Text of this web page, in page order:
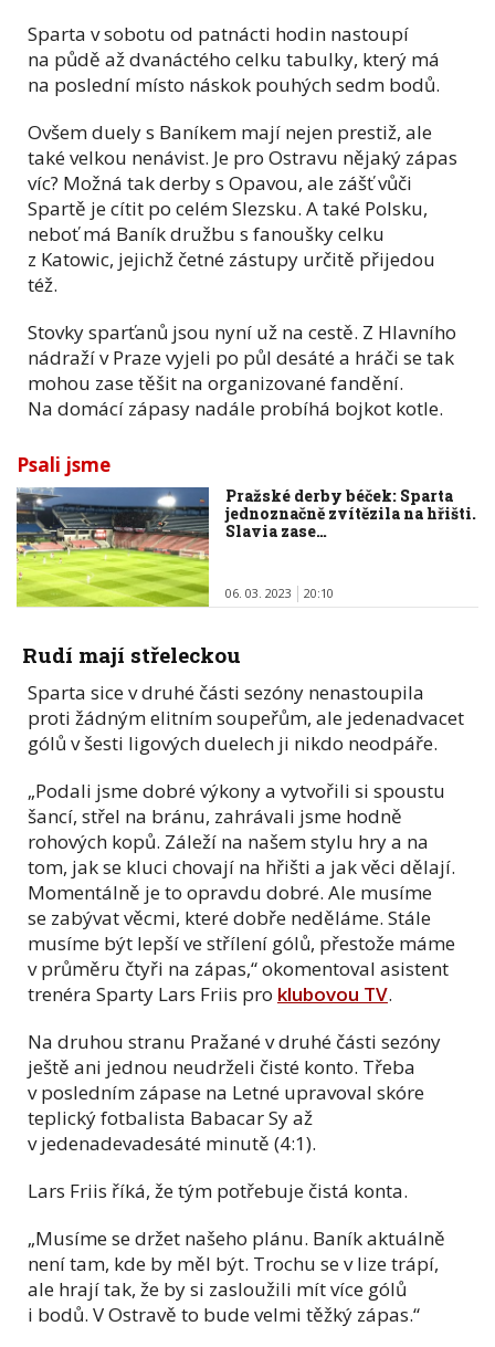
Sparta v sobotu od patnácti hodin nastoupí
na půdě až dvanáctého celku tabulky, který má
na poslední místo náskok pouhých sedm bodů.
Ovšem duely s Baníkem mají nejen prestiž, ale
také velkou nenávist. Je pro Ostravu nějaký zápas
víc? Možná tak derby s Opavou, ale zášť vůči
Spartě je cítit po celém Slezsku. A také Polsku,
neboť má Baník družbu s fanoušky celku
z Katowic, jejichž četné zástupy určitě přijedou
též.
Stovky sparťanů jsou nyní už na cestě. Z Hlavního
nádraží v Praze vyjeli po půl desáté a hráči se tak
mohou zase těšit na organizované fandění.
Na domácí zápasy nadále probíhá bojkot kotle.
Psali jsme
Pražské derby béček: Sparta
jednoznačně zvítězila na hřišti.
Slavia zase…
06. 03. 2023 20:10
Rudí mají střeleckou
Sparta sice v druhé části sezóny nenastoupila
proti žádným elitním soupeřům, ale jedenadvacet
gólů v šesti ligových duelech ji nikdo neodpáře.
„Podali jsme dobré výkony a vytvořili si spoustu
šancí, střel na bránu, zahrávali jsme hodně
rohových kopů. Záleží na našem stylu hry a na
tom, jak se kluci chovají na hřišti a jak věci dělají.
Momentálně je to opravdu dobré. Ale musíme
se zabývat věcmi, které dobře neděláme. Stále
musíme být lepší ve střílení gólů, přestože máme
v průměru čtyři na zápas,“ okomentoval asistent
trenéra Sparty Lars Friis pro klubovou TV.
Na druhou stranu Pražané v druhé části sezóny
ještě ani jednou neudrželi čisté konto. Třeba
v posledním zápase na Letné upravoval skóre
teplický fotbalista Babacar Sy až
v jedenadevadesáté minutě (4:1).
Lars Friis říká, že tým potřebuje čistá konta.
„Musíme se držet našeho plánu. Baník aktuálně
není tam, kde by měl být. Trochu se v lize trápí,
ale hrají tak, že by si zasloužili mít více gólů
i bodů. V Ostravě to bude velmi těžký zápas.“